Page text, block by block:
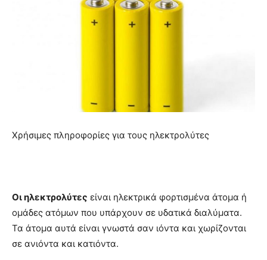
Χρήσιμες πληροφορίες για τους ηλεκτρολύτες
Οι ηλεκτρολύτες είναι ηλεκτρικά φορτισμένα άτομα ή
ομάδες ατόμων που υπάρχουν σε υδατικά διαλύματα.
Τα άτομα αυτά είναι γνωστά σαν ιόντα και χωρίζονται
σε ανιόντα και κατιόντα.